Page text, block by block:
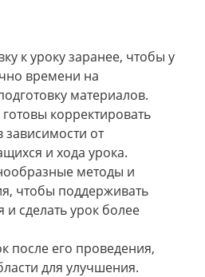
к уроку заранее, чтобы у
времени на
материалов.
корректировать
зависимости от
и хода урока.
методы и
чтобы поддерживать
и сделать урок более
после его проведения,
для улучшения.